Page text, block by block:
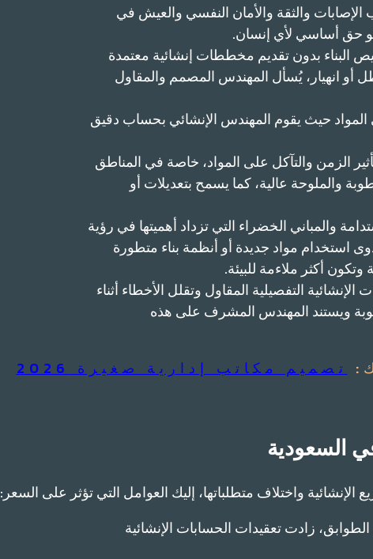
الإصابات والثقة والأمان النفسي والعيش في
حق أساسي لأي إنسان.
البناء بدون تقديم مخططات إنشائية معتمدة
يُسأل المهندس المصمم والمقاول
المواد حيث يقوم المهندس الإنشائي بحساب دقيق
الزمن والتآكل على المواد، خاصة في المناطق
والملوحة عالية، كما يسمح بتعديلات أو
والمباني الخضراء التي تزداد أهميتها في رؤية
جدوى استخدام مواد جديدة أو أنظمة بناء متطورة
أكثر ملاءمة للبيئة.
التفصيلية المقاول وتقلل الأخطاء أثناء
ويستند المهندس المشرف على هذه
تصميم مكاتب إدارية صغيرة 2026
السعودية
واختلاف متطلباتها، إليك العوامل التي تؤثر على السعر:
زادت تعقيدات الحسابات الإنشائية